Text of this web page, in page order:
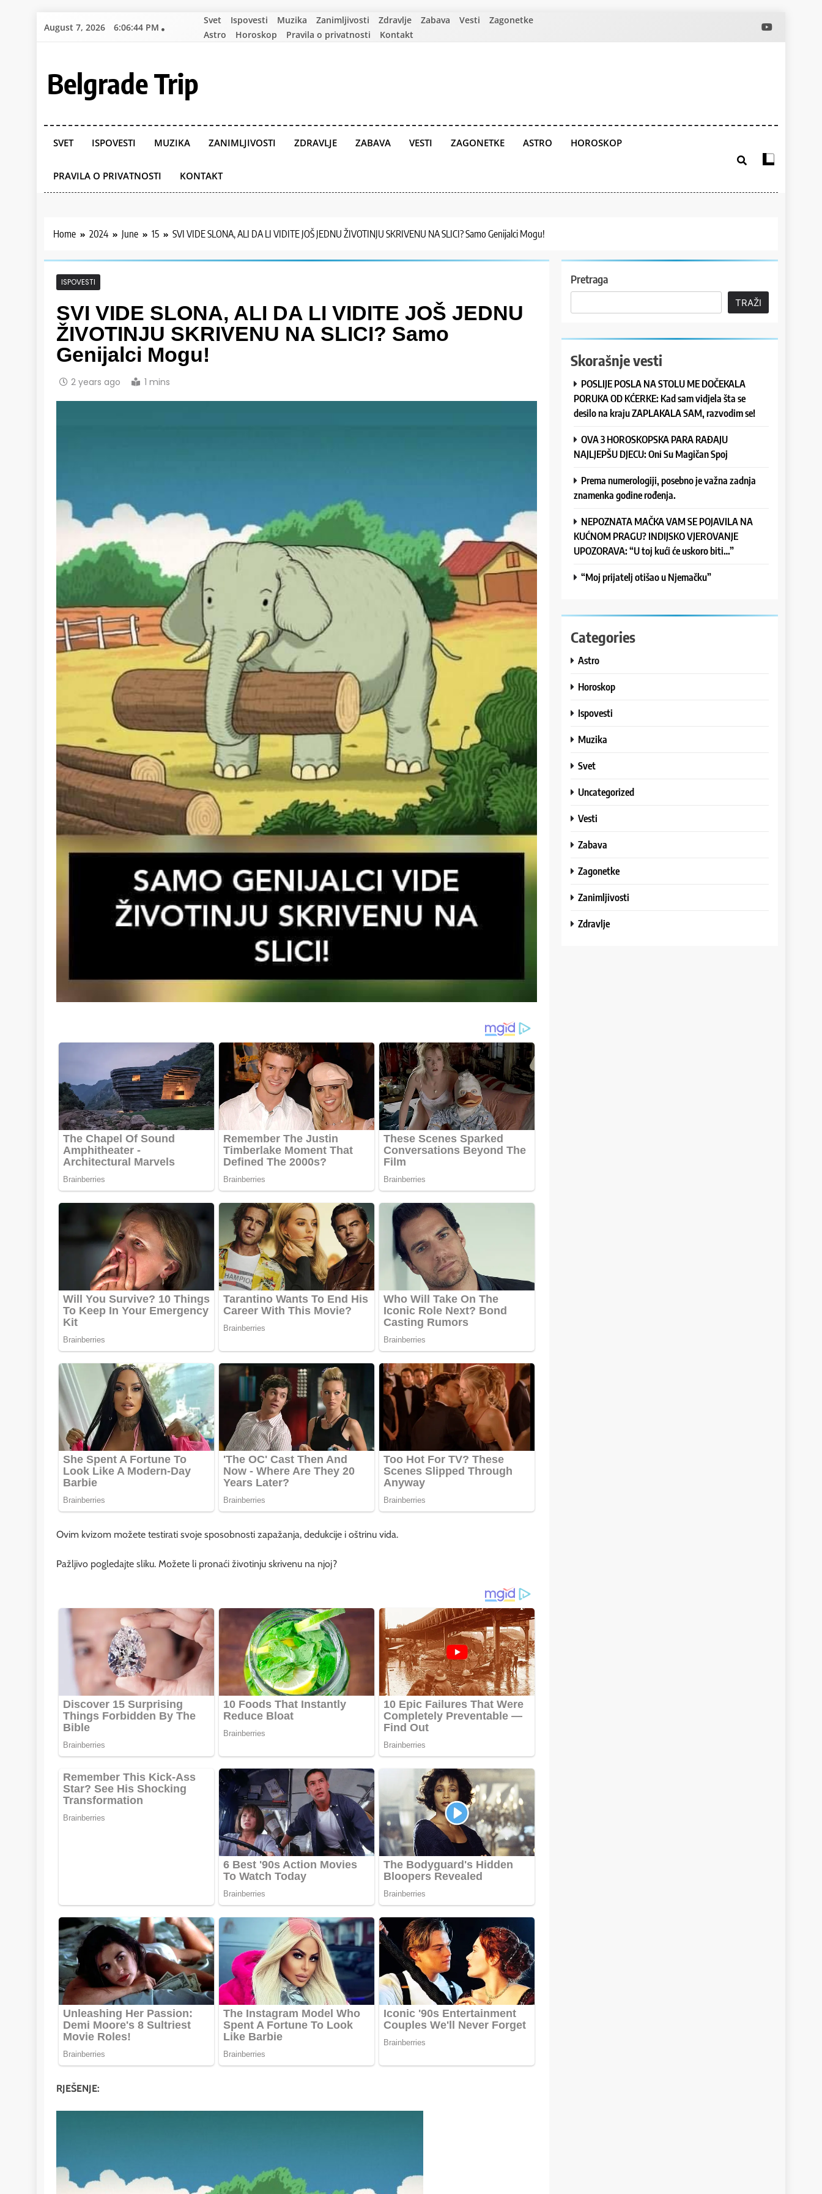
August 7, 2026 6:06:45 PM
Svet Ispovesti Muzika Zanimljivosti Zdravlje Zabava Vesti
Zagonetke
Astro
Horoskop Pravila o privatnosti Kontakt
Belgrade Trip
SVET ISPOVESTI MUZIKA ZANIMLJIVOSTI ZDRAVLJE ZABAVA VESTI ZAGONETKE ASTRO HOROSKOP
PRAVILA O PRIVATNOSTI KONTAKT
Home 2024 June 15 SVI VIDE SLONA, ALI DA LI VIDITE JOŠ JEDNU ŽIVOTINJU SKRIVENU NA SLICI? Samo Genijalci Mogu!
ISPOVESTI
SVI VIDE SLONA, ALI DA LI VIDITE JOŠ JEDNU
ŽIVOTINJU SKRIVENU NA SLICI? Samo
Genijalci Mogu!
2 years ago 1 mins
Ovim kvizom možete testirati svoje sposobnosti zapažanja, dedukcije i oštrinu vida.
Pažljivo pogledajte sliku. Možete li pronaći životinju skrivenu na njoj?
RJEŠENJE:
Pretraga
TRAŽI
Skorašnje vesti
POSLIJE POSLA NA STOLU ME DOČEKALA
PORUKA OD KĆERKE: Kad sam vidjela šta se
desilo na kraju ZAPLAKALA SAM, razvodim se!
OVA 3 HOROSKOPSKA PARA RAĐAJU
NAJLJEPŠU DJECU: Oni Su Magičan Spoj
Prema numerologiji, posebno je važna zadnja
znamenka godine rođenja.
NEPOZNATA MAČKA VAM SE POJAVILA NA
KUĆNOM PRAGU? INDIJSKO VJEROVANJE
UPOZORAVA: “U toj kući će uskoro biti…”
“Moj prijatelj otišao u Njemačku”
Categories
Astro
Horoskop
Ispovesti
Muzika
Svet
Uncategorized
Vesti
Zabava
Zagonetke
Zanimljivosti
Zdravlje